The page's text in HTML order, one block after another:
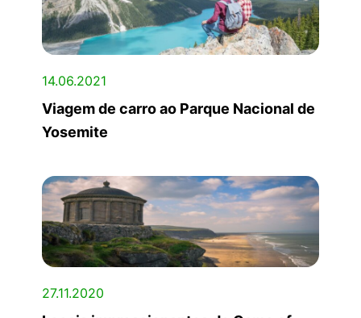
14.06.2021
Viagem de carro ao Parque Nacional de
Yosemite
27.11.2020